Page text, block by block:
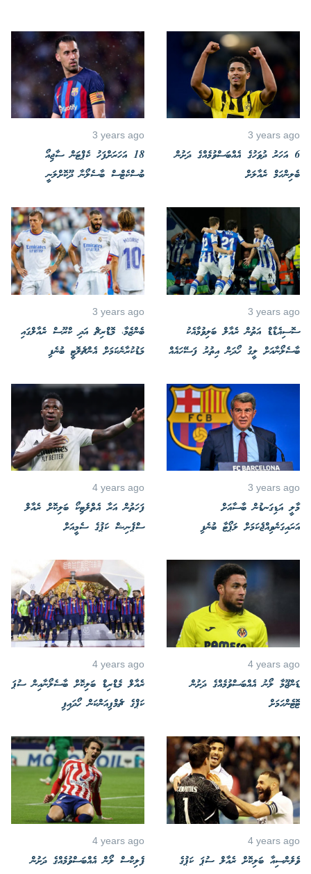
3 years ago
6 އަހަރު ދުވަހުގެ އެއްބަސްވުމެއްގެ ދަށުން
ބެލިންހަމް ރެއާލަށް
3 years ago
18 އަހަރަށްފަހު ކެޕްޓަން ސާޖިއޯ
ބުސްކެޓްސް ބާސެލޯނާ ދޫކޮށްލަނީ
3 years ago
ސޮސިއެޑާޑް އަތުން ރެއާލް ބަލިވުމާއެކު
ބާސެލޯނާއަށް ލީގު ހޯދަން އިތުރު ފަސޭހައެއް
3 years ago
ބެންޒެމާ، މޮޑްރިޗް އަދި ކްރޫސް ރެއާލްގައި
މަޑުކުރާނެކަމަށް އެންޗެލޮޓީ ބުނެފި
3 years ago
މާލީ އަޑިގަނޑުން ބާސާއަށް
އަރައިގަނެވިއްޖެކަމަށް ލަޕޯޓާ ބުނެފި
4 years ago
ފަހަތުން އަރާ އެތްލެޓިކޯ ބަލިކޮށް ރެއާލް
ސްޕެނިޝް ކަޕުގެ ސެމީއަށް
4 years ago
ޑަންޖޫމާ ލޯނު އެއްބަސްވުމެއްގެ ދަށުން
ޓޮޓެންހަމަށް
4 years ago
ރެއާލް މެޑްރިޑް ބަލިކޮށް ބާސެލޯނާއިން ސުޕަ
ކަޕްގެ ޗެމްޕިއަންކަން ހޯދައިފި
4 years ago
ވެލެންސިއާ ބަލިކޮށް ރެއާލް ސުޕަ ކަޕުގެ
4 years ago
ފެލިކްސް ލޯން އެއްބަސްވުމެއްގެ ދަށުން